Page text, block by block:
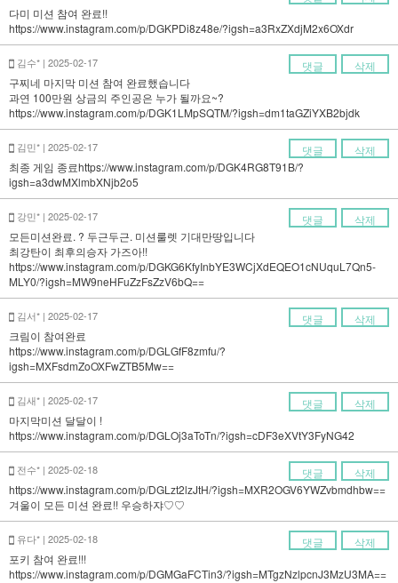
다미 미션 참여 완료!!
https://www.instagram.com/p/DGKPDi8z48e/?igsh=a3RxZXdjM2x6OXdr
김수* | 2025-02-17 삭제
댓글
구찌네 마지막 미션 참여 완료했습니다
과연 100만원 상금의 주인공은 누가 될까요~?
https://www.instagram.com/p/DGK1LMpSQTM/?igsh=dm1taGZiYXB2bjdk
김민* | 2025-02-17 삭제
댓글
최종 게임 종료https://www.instagram.com/p/DGK4RG8T91B/?
igsh=a3dwMXlmbXNjb2o5
강민* | 2025-02-17 삭제
댓글
모든미션완료. ? 두근두근. 미션룰렛 기대만땅입니다
최강탄이 최후의승자 가즈아!!
https://www.instagram.com/p/DGKG6KfyInbYE3WCjXdEQEO1cNUquL7Qn5-
MLY0/?igsh=MW9neHFuZzFsZzV6bQ==
김서* | 2025-02-17 삭제
댓글
크림이 참여완료
https://www.instagram.com/p/DGLGfF8zmfu/?
igsh=MXFsdmZoOXFwZTB5Mw==
김새* | 2025-02-17 삭제
댓글
마지막미션 달달이 !
https://www.instagram.com/p/DGLOj3aToTn/?igsh=cDF3eXVtY3FyNG42
전수* | 2025-02-18 삭제
댓글
https://www.instagram.com/p/DGLzt2lzJtH/?igsh=MXR2OGV6YWZvbmdhbw==
겨울이 모든 미션 완료!! 우승하쟈♡♡
유다* | 2025-02-18 삭제
댓글
포키 참여 완료!!!
https://www.instagram.com/p/DGMGaFCTin3/?igsh=MTgzNzlpcnJ3MzU3MA==